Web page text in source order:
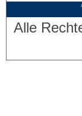
Alle